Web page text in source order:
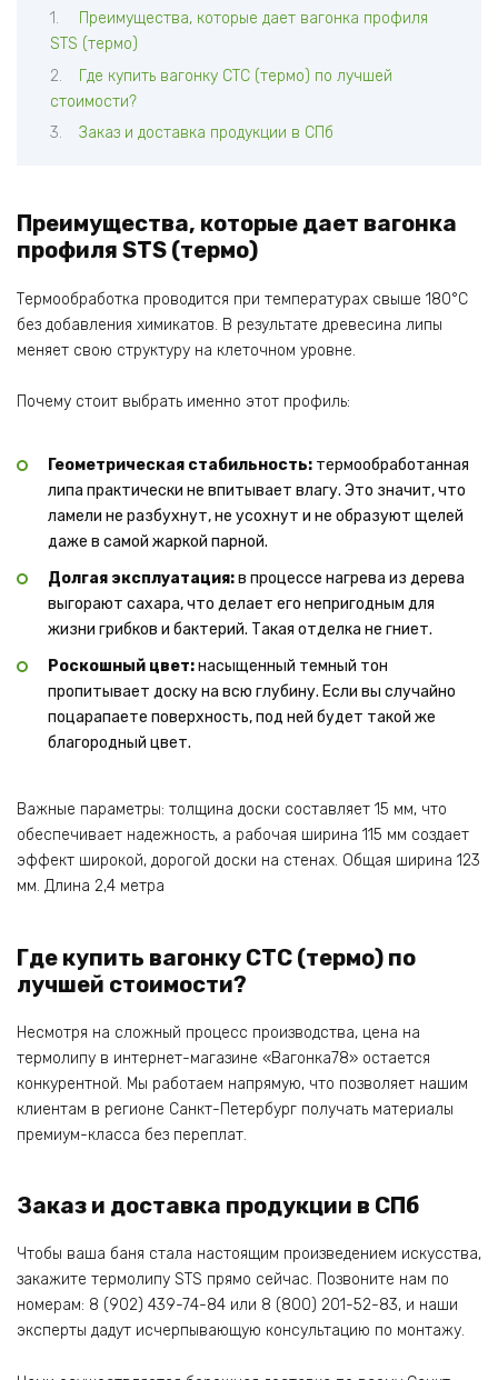
Преимущества, которые дает вагонка профиля
STS (термо)
Где купить вагонку СТС (термо) по лучшей
стоимости?
Заказ и доставка продукции в СПб
Преимущества, которые дает вагонка
профиля STS (термо)
Термообработка проводится при температурах свыше 180°C
без добавления химикатов. В результате древесина липы
меняет свою структуру на клеточном уровне.
Почему стоит выбрать именно этот профиль:
Геометрическая стабильность: термообработанная
липа практически не впитывает влагу. Это значит, что
ламели не разбухнут, не усохнут и не образуют щелей
даже в самой жаркой парной.
Долгая эксплуатация:в процессе нагрева из дерева
выгорают сахара, что делает его непригодным для
жизни грибков и бактерий. Такая отделка не гниет.
Роскошный цвет:насыщенный темный тон
пропитывает доску на всю глубину. Если вы случайно
поцарапаете поверхность, под ней будет такой же
благородный цвет.
Важные параметры: толщина доски составляет 15 мм, что
обеспечивает надежность, а рабочая ширина 115 мм создает
эффект широкой, дорогой доски на стенах. Общая ширина 123
мм. Длина 2,4 метра
Где купить вагонку СТС (термо) по
лучшей стоимости?
Несмотря на сложный процесс производства, цена на
термолипу в интернет-магазине «Вагонка78» остается
конкурентной. Мы работаем напрямую, что позволяет нашим
клиентам в регионе Санкт-Петербург получать материалы
премиум-класса без переплат.
Заказ и доставка продукции в СПб
Чтобы ваша баня стала настоящим произведением искусства,
закажите термолипу STS прямо сейчас. Позвоните нам по
номерам: 8 (902) 439-74-84 или 8 (800) 201-52-83, и наши
эксперты дадут исчерпывающую консультацию по монтажу.